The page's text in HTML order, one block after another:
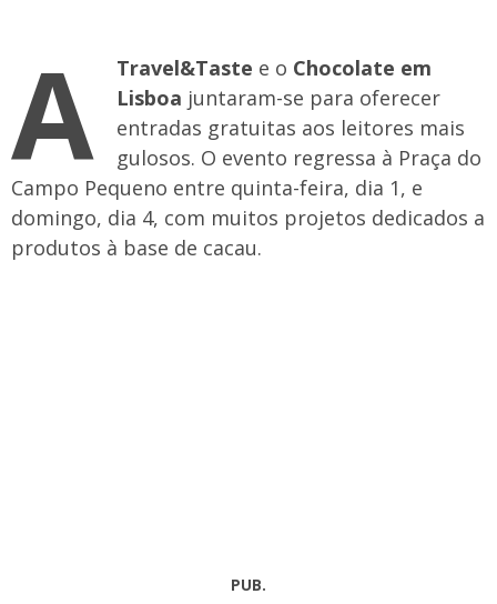
A Travel&Taste e o Chocolate em
Lisboa juntaram-se para oferecer
entradas gratuitas aos leitores mais
gulosos. O evento regressa à Praça do
Campo Pequeno entre quinta-feira, dia 1, e
domingo, dia 4, com muitos projetos dedicados a
produtos à base de cacau.
PUB.